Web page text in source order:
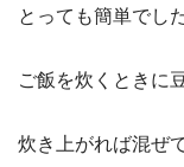
とっても簡単でした
ご飯を炊くときに
炊き上がれば混ぜ